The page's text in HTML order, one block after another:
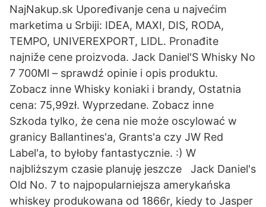
NajNakup.sk Upoređivanje cena u najvećim
marketima u Srbiji: IDEA, MAXI, DIS, RODA,
TEMPO, UNIVEREXPORT, LIDL. Pronađite
najniže cene proizvoda. Jack Daniel'S Whisky No
7 700Ml – sprawdź opinie i opis produktu.
Zobacz inne Whisky koniaki i brandy, Ostatnia
cena: 75,99zł. Wyprzedane. Zobacz inne
Szkoda tylko, że cena nie może oscylować w
granicy Ballantines'a, Grants'a czy JW Red
Label'a, to byłoby fantastycznie. :) W
najbliższym czasie planuję jeszcze Jack Daniel's
Old No. 7 to najpopularniejsza amerykańska
whiskey produkowana od 1866r, kiedy to Jasper